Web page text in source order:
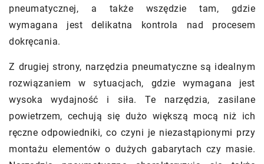
pneumatycznej, a także wszędzie tam, gdzie
wymagana jest delikatna kontrola nad procesem
dokręcania.
Z drugiej strony, narzędzia pneumatyczne są idealnym
rozwiązaniem w sytuacjach, gdzie wymagana jest
wysoka wydajność i siła. Te narzędzia, zasilane
powietrzem, cechują się dużo większą mocą niż ich
ręczne odpowiedniki, co czyni je niezastąpionymi przy
montażu elementów o dużych gabarytach czy masie.